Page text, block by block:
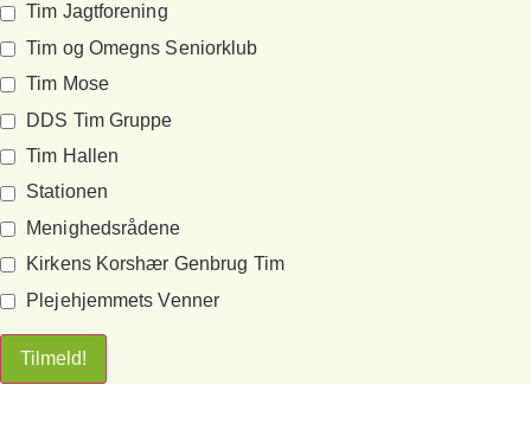
Tim Jagtforening
Tim og Omegns Seniorklub
Tim Mose
DDS Tim Gruppe
Tim Hallen
Stationen
Menighedsrådene
Kirkens Korshær Genbrug Tim
Plejehjemmets Venner